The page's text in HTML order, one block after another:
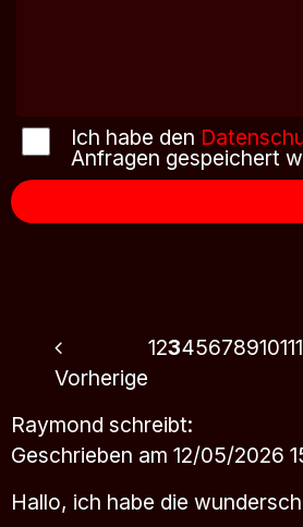
Ich habe den
Anfragen gespeichert
Vorherige
1234567891011
Raymond schreibt:
Geschrieben am 12/05/2026
Hallo, ich habe die